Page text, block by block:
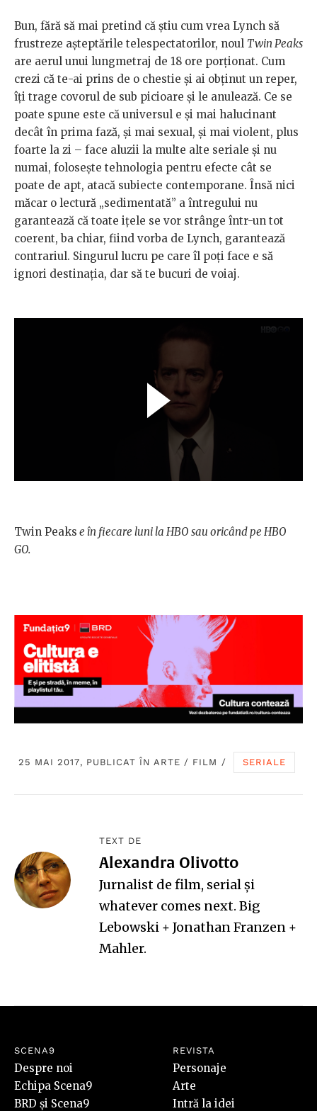
Bun, fără să mai pretind că știu cum vrea Lynch să
frustreze așteptările telespectatorilor, noul Twin Peaks
are aerul unui lungmetraj de 18 ore porționat. Cum
crezi că te-ai prins de o chestie și ai obținut un reper,
îți trage covorul de sub picioare și le anulează. Ce se
poate spune este că universul e și mai halucinant
decât în prima fază, și mai sexual, și mai violent, plus
foarte la zi – face aluzii la multe alte seriale și nu
numai, folosește tehnologia pentru efecte cât se
poate de apt, atacă subiecte contemporane. Însă nici
măcar o lectură „sedimentată” a întregului nu
garantează că toate ițele se vor strânge într-un tot
coerent, ba chiar, fiind vorba de Lynch, garantează
contrariul. Singurul lucru pe care îl poți face e să
ignori destinația, dar să te bucuri de voiaj.
Twin Peaks e în fiecare luni la HBO sau oricând pe HBO
GO.
25 MAI 2017, PUBLICAT ÎN ARTE / FILM / SERIALE
TEXT DE
Alexandra Olivotto
Jurnalist de film, serial și
whatever comes next. Big
Lebowski + Jonathan Franzen +
Mahler.
SCENA9
Despre noi
Echipa Scena9
BRD și Scena9
REVISTA
Personaje
Arte
Intră la idei